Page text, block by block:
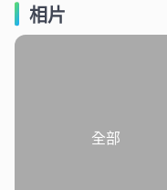
相片
全部